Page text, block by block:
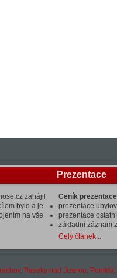
zahájil
bylo a je
na vše
Prezentace
Ceník
prezentace
prezentace
základní záznam
Celý článek...
, Paseky nad Jizerou, Poniklá,